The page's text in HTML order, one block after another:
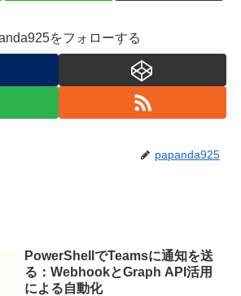
をフォローする
papanda925
PowerShellでTeamsに通知を送
る：WebhookとGraph API活用
による自動化